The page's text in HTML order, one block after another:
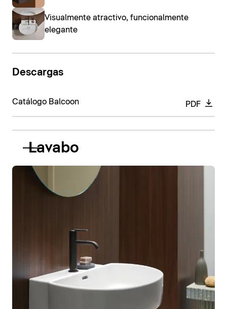
Visualmente atractivo, funcionalmente
elegante
Descargas
Catálogo Balcoon PDF
Lavabo